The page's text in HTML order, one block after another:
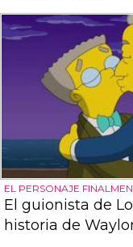
EL PERSONAJE
El guionista de
historia de